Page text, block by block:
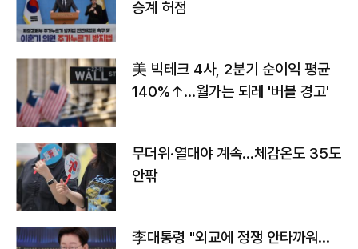
승계 허점
美 빅테크 4사, 2분기 순이익 평균
140%↑…월가는 되레 '버블 경고'
무더위·열대야 계속…체감온도 35도
안팎
李대통령 "외교에 정쟁 안타까워…